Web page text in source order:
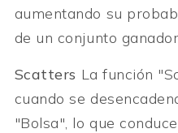
aumentando su
de un conjunto
Scatters La función
cuando se
"Bolsa", lo que